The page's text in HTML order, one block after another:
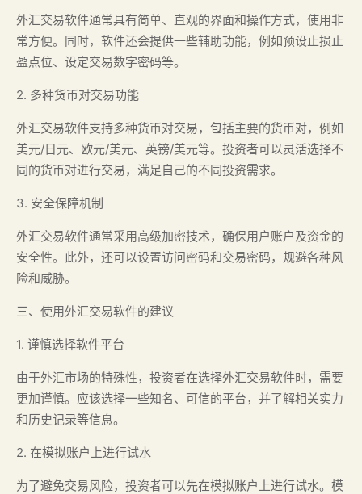
外汇交易软件通常具有简单、直观的界面和操作方式，使用非
常方便。同时，软件还会提供一些辅助功能，例如预设止损止
盈点位、设定交易数字密码等。
2. 多种货币对交易功能
外汇交易软件支持多种货币对交易，包括主要的货币对，例如
美元/日元、欧元/美元、英镑/美元等。投资者可以灵活选择不
同的货币对进行交易，满足自己的不同投资需求。
3. 安全保障机制
外汇交易软件通常采用高级加密技术，确保用户账户及资金的
安全性。此外，还可以设置访问密码和交易密码，规避各种风
险和威胁。
三、使用外汇交易软件的建议
1. 谨慎选择软件平台
由于外汇市场的特殊性，投资者在选择外汇交易软件时，需要
更加谨慎。应该选择一些知名、可信的平台，并了解相关实力
和历史记录等信息。
2. 在模拟账户上进行试水
为了避免交易风险，投资者可以先在模拟账户上进行试水。模